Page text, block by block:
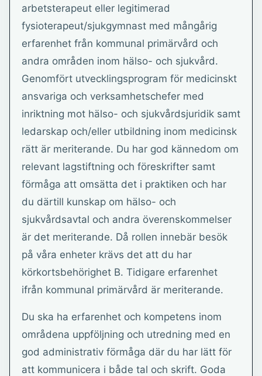
arbetsterapeut eller legitimerad
fysioterapeut/sjukgymnast med mångårig
erfarenhet från kommunal primärvård och
andra områden inom hälso- och sjukvård.
Genomfört utvecklingsprogram för medicinskt
ansvariga och verksamhetschefer med
inriktning mot hälso- och sjukvårdsjuridik samt
ledarskap och/eller utbildning inom medicinsk
rätt är meriterande. Du har god kännedom om
relevant lagstiftning och föreskrifter samt
förmåga att omsätta det i praktiken och har
du därtill kunskap om hälso- och
sjukvårdsavtal och andra överenskommelser
är det meriterande. Då rollen innebär besök
på våra enheter krävs det att du har
körkortsbehörighet B. Tidigare erfarenhet
ifrån kommunal primärvård är meriterande.
Du ska ha erfarenhet och kompetens inom
områdena uppföljning och utredning med en
god administrativ förmåga där du har lätt för
att kommunicera i både tal och skrift. Goda